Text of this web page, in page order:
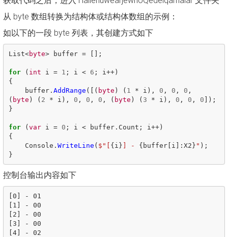
从 byte 数组转换为结构体或结构体数组的示例：
如以下的一段 byte 列表，其创建方式如下
List<byte> buffer = [];
for ( int i = 1 ; i < 6 ; i ++)
{
buffer. AddRange ([( byte ) ( 1 * i ), 0 , 0 , 0 ,
( byte ) ( 2 * i ), 0 , 0 , 0 , ( byte ) ( 3 * i ), 0 , 0 , 0 ]);
}
for (var i = 0 ; i < buffer. Count ; i ++)
{
Console . WriteLine ( $"[ {i } ] - { buffer[ i ]: X2} " );
}
控制台输出内容如下
[0] - 01
[1] - 00
[2] - 00
[3] - 00
[4] - 02